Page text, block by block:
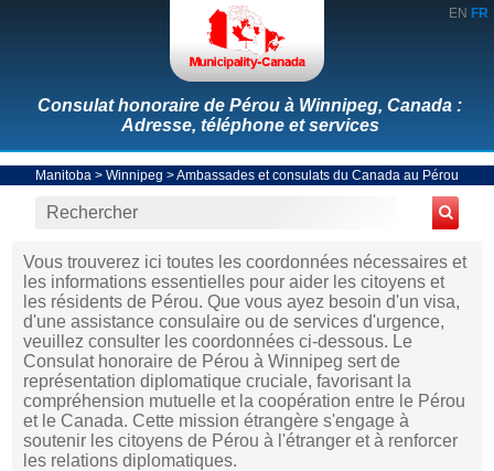
EN FR
Consulat honoraire de Pérou à Winnipeg, Canada :
Adresse, téléphone et services
Manitoba > Winnipeg >Ambassades et consulats du Canada au Pérou
Vous trouverez ici toutes les coordonnées nécessaires et
les informations essentielles pour aider les citoyens et
les résidents de Pérou. Que vous ayez besoin d'un visa,
d'une assistance consulaire ou de services d'urgence,
veuillez consulter les coordonnées ci-dessous. Le
Consulat honoraire de Pérou à Winnipeg sert de
représentation diplomatique cruciale, favorisant la
compréhension mutuelle et la coopération entre le Pérou
et le Canada. Cette mission étrangère s'engage à
soutenir les citoyens de Pérou à l'étranger et à renforcer
les relations diplomatiques.